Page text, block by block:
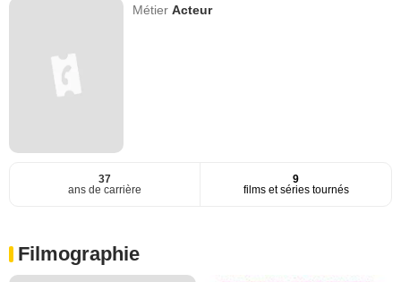
MétierActeur
37
ans de carrière
9
films et séries tournés
Filmographie